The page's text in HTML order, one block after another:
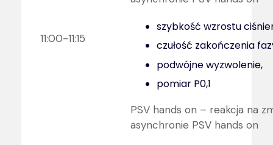
11:00-11:15
szybkość wzrostu
czułość zakończenia
podwójne wyzwolenie,
pomiar P0,1
PSV hands on – reakcja na
asynchronie PSV hands on